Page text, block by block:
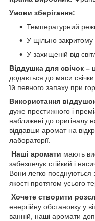
Умови зберігання:
Температурний
У щільно закритому
У захищеній від
Віддушка для свічок –
додається до маси
їй певного запаху при
Використання
дуже престижного і
наближені до оригіналу
віддавши аромат на
лабораторії.
Наші аромати мають
забезпечує стійкий і
Вони легко поєднуються
якості протягом усього
Хочете створити
енергійну обстановку у
ванній, наші аромати